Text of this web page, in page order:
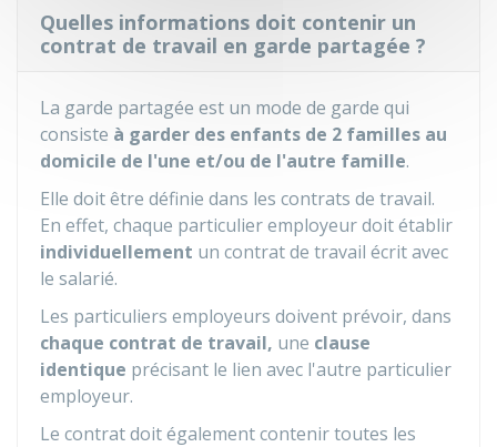
Quelles informations doit contenir un
contrat de travail en garde partagée ?
La garde partagée est un mode de garde qui
consiste à garder des enfants de 2 familles au
domicile de l'une et/ou de l'autre famille.
Elle doit être définie dans les contrats de travail.
En effet, chaque particulier employeur doit établir
individuellement un contrat de travail écrit avec
le salarié.
Les particuliers employeurs doivent prévoir, dans
chaque contrat de travail, une clause
identique précisant le lien avec l'autre particulier
employeur.
Le contrat doit également contenir toutes les